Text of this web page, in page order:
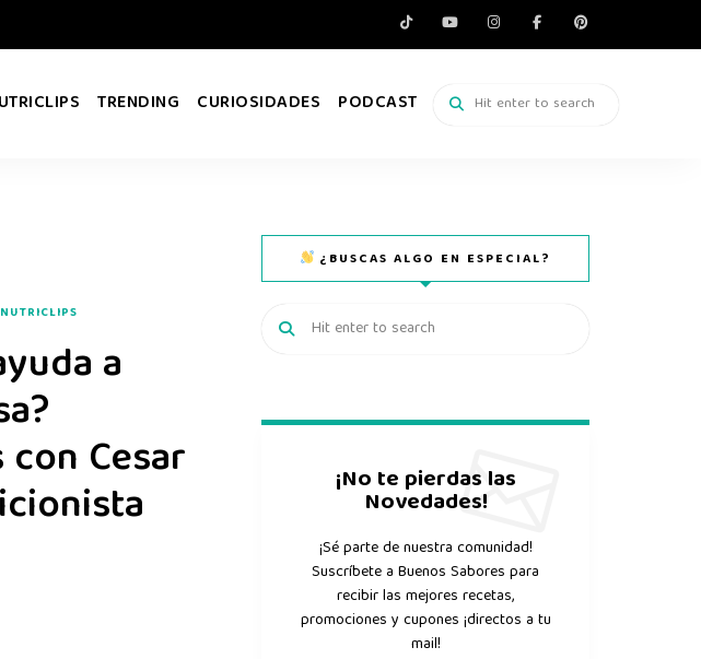
TRENDING CURIOSIDADES PODCAST
NUTRICLIPS
a
Cesar
¿BUSCAS ALGO EN ESPECIAL?
¡No te pierdas las
Novedades!
¡Sé parte de nuestra comunidad!
Suscríbete a Buenos Sabores para
recibir las mejores recetas,
promociones y cupones ¡directos a tu
mail!